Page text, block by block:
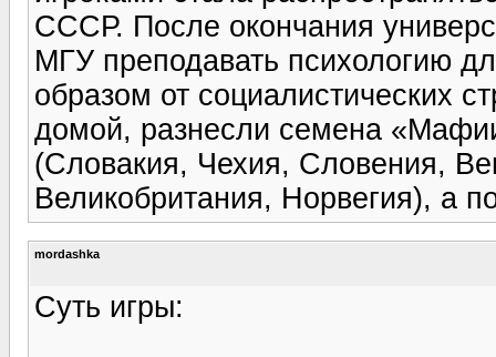
СССР. После окончания
МГУ преподавать психологию
образом от социалистических
домой, разнесли семена
(Словакия, Чехия, Словения,
Великобритания, Норвегия), а
mordashka
Суть игры: